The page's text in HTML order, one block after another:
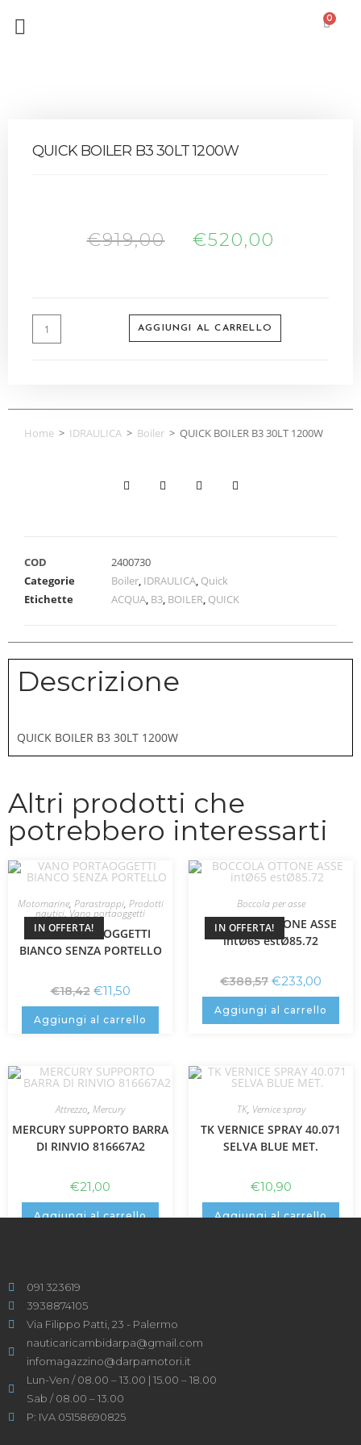
0
QUICK BOILER B3 30LT 1200W
€919,00 €520,00
AGGIUNGI AL CARRELLO
Home > IDRAULICA > Boiler > QUICK BOILER B3 30LT 1200W
COD
2400730
Categorie
Boiler, IDRAULICA, Quick
Etichette
ACQUA, B3, BOILER, QUICK
Descrizione
QUICK BOILER B3 30LT 1200W
Altri prodotti che
potrebbero interessarti
IN OFFERTA!
Motomarine, Parastrappi, Prodotti
nautici,Vano portaoggetti
VANO PORTAOGGETTI
BIANCO SENZA PORTELLO
€18,42 €11,50
Aggiungi al carrello
IN OFFERTA!
Boccola per asse
BOCCOLA OTTONE ASSE
intØ65 estØ85.72
€388,57 €233,00
Aggiungi al carrello
Attrezzo, Mercury
MERCURY SUPPORTO BARRA
DI RINVIO 816667A2
€21,00
Aggiungi al carrello
TK, Vernice spray
TK VERNICE SPRAY 40.071
SELVA BLUE MET.
€10,90
Aggiungi al carrello
091 323619
3938874105
Via Filippo Patti, 23 - Palermo
nauticaricambidarpa@gmail.com
infomagazzino@darpamotori.it
Lun-Ven / 08.00 – 13.00 | 15.00 – 18.00
Sab / 08.00 – 13.00
P: IVA 05158690825